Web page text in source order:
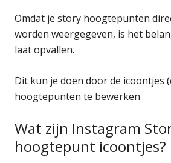
Omdat je story hoogtepunten
worden weergegeven, is het
laat opvallen.
Dit kun je doen door de icoontjes
hoogtepunten te bewerken
Wat zijn Instagram
hoogtepunt icoontjes?